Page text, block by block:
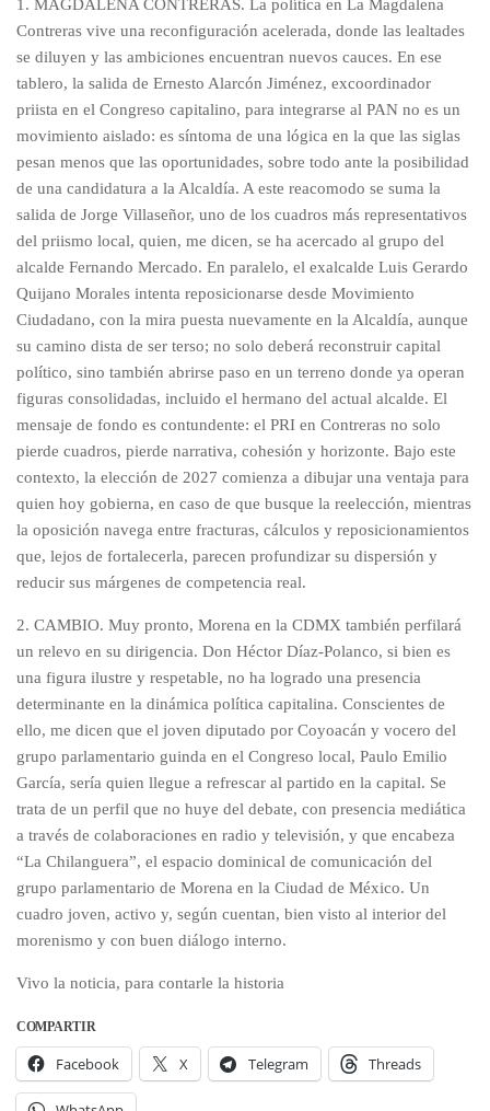
1. MAGDALENA CONTRERAS. La política en La Magdalena
Contreras vive una reconfiguración acelerada, donde las lealtades
se diluyen y las ambiciones encuentran nuevos cauces. En ese
tablero, la salida de Ernesto Alarcón Jiménez, excoordinador
priista en el Congreso capitalino, para integrarse al PAN no es un
movimiento aislado: es síntoma de una lógica en la que las siglas
pesan menos que las oportunidades, sobre todo ante la posibilidad
de una candidatura a la Alcaldía. A este reacomodo se suma la
salida de Jorge Villaseñor, uno de los cuadros más representativos
del priismo local, quien, me dicen, se ha acercado al grupo del
alcalde Fernando Mercado. En paralelo, el exalcalde Luis Gerardo
Quijano Morales intenta reposicionarse desde Movimiento
Ciudadano, con la mira puesta nuevamente en la Alcaldía, aunque
su camino dista de ser terso; no solo deberá reconstruir capital
político, sino también abrirse paso en un terreno donde ya operan
figuras consolidadas, incluido el hermano del actual alcalde. El
mensaje de fondo es contundente: el PRI en Contreras no solo
pierde cuadros, pierde narrativa, cohesión y horizonte. Bajo este
contexto, la elección de 2027 comienza a dibujar una ventaja para
quien hoy gobierna, en caso de que busque la reelección, mientras
la oposición navega entre fracturas, cálculos y reposicionamientos
que, lejos de fortalecerla, parecen profundizar su dispersión y
reducir sus márgenes de competencia real.
2. CAMBIO. Muy pronto, Morena en la CDMX también perfilará
un relevo en su dirigencia. Don Héctor Díaz-Polanco, si bien es
una figura ilustre y respetable, no ha logrado una presencia
determinante en la dinámica política capitalina. Conscientes de
ello, me dicen que el joven diputado por Coyoacán y vocero del
grupo parlamentario guinda en el Congreso local, Paulo Emilio
García, sería quien llegue a refrescar al partido en la capital. Se
trata de un perfil que no huye del debate, con presencia mediática
a través de colaboraciones en radio y televisión, y que encabeza
“La Chilanguera”, el espacio dominical de comunicación del
grupo parlamentario de Morena en la Ciudad de México. Un
cuadro joven, activo y, según cuentan, bien visto al interior del
morenismo y con buen diálogo interno.
Vivo la noticia, para contarle la historia
COMPARTIR
Facebook X Telegram Threads